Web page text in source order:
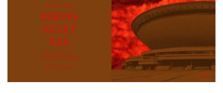
17th WORLD BRIDGE SERIES – Katowice